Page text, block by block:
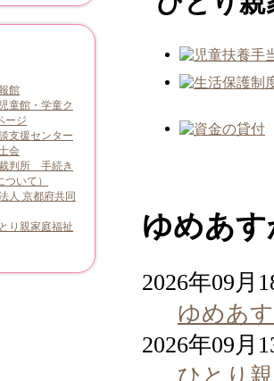
ゆめあ
2026年09月
ゆめあ
2026年09月
ひとり
関連リンク